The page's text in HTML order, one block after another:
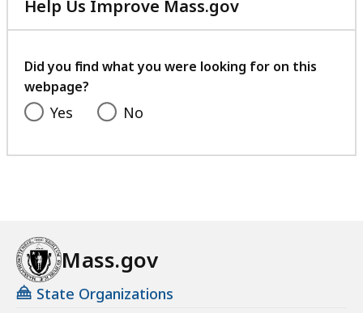
Help Us Improve Mass.gov
with
feedback
Did you find what you were looking for on this
webpage?
Yes No
Mass.gov
State Organizations